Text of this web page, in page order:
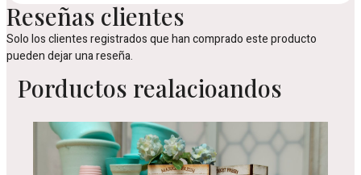
Reseñas clientes
Solo los clientes registrados que han comprado este producto
pueden dejar una reseña.
Porductos realacioandos